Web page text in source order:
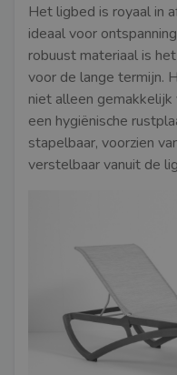
Het ligbed is royaal in
ideaal voor
robuust materiaal is
voor de lange termijn.
niet alleen gemakkelijk
een hygiënische
stapelbaar, voorzien
verstelbaar vanuit de